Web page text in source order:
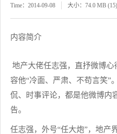
Time：2014-09-08 大小：74.0 MB (15)
内容简介
地产大佬任志强，直抒微博
容他“冷面、严肃、不苟言笑”
侃、时事评论，都是他微博内
告。
任志强，外号“任大炮”，地产